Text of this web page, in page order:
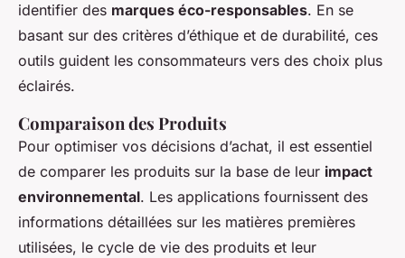
identifier des marques éco-responsables. En se
basant sur des critères d’éthique et de durabilité, ces
outils guident les consommateurs vers des choix plus
éclairés.
Comparaison des Produits
Pour optimiser vos décisions d’achat, il est essentiel
de comparer les produits sur la base de leur impact
environnemental. Les applications fournissent des
informations détaillées sur les matières premières
utilisées, le cycle de vie des produits et leur